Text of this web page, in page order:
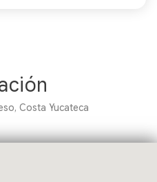
Costa Yucateca